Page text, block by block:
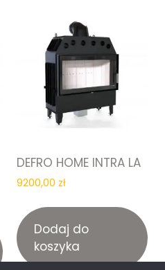
DEFRO HOME INTRA LA
9200,00 zł
Dodaj do
koszyka